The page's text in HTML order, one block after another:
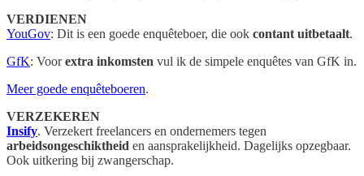
VERDIENEN
YouGov: Dit is een goede enquêteboer, die ook contant uitbetaalt.
GfK: Voorextra inkomsten vul ik de simpele enquêtes van GfK in.
Meer goede enquêteboeren.
VERZEKEREN
Insify. Verzekert freelancers en ondernemers tegen
arbeidsongeschiktheid en aansprakelijkheid. Dagelijks opzegbaar.
Ook uitkering bij zwangerschap.